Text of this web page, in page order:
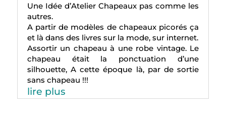
Une Idée d’Atelier Chapeaux pas comme les
autres.
A partir de modèles de chapeaux picorés ça
et là dans des livres sur la mode, sur internet.
Assortir un chapeau à une robe vintage. Le
chapeau était la ponctuation d’une
silhouette, A cette époque là, par de sortie
sans chapeau !!!
lire plus